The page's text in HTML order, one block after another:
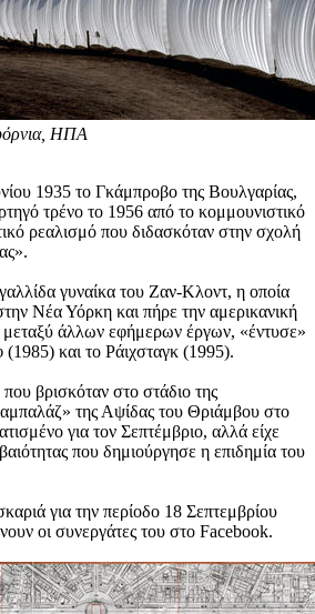
ΗΠΑ
1935 το Γκάμπροβο της Βουλγαρίας,
τρένο το 1956 από το κομμουνιστικό
ρεαλισμό που διδασκόταν στην σχολή
γυναίκα του Ζαν-Κλοντ, η οποία
Νέα Υόρκη και πήρε την αμερικανική
άλλων εφήμερων έργων, «έντυσε»
και το Ράιχσταγκ (1995).
βρισκόταν στο στάδιο της
της Αψίδας του Θριάμβου στο
για τον Σεπτέμβριο, αλλά είχε
που δημιούργησε η επιδημία του
για την περίοδο 18 Σεπτεμβρίου
οι συνεργάτες του στο Facebook.